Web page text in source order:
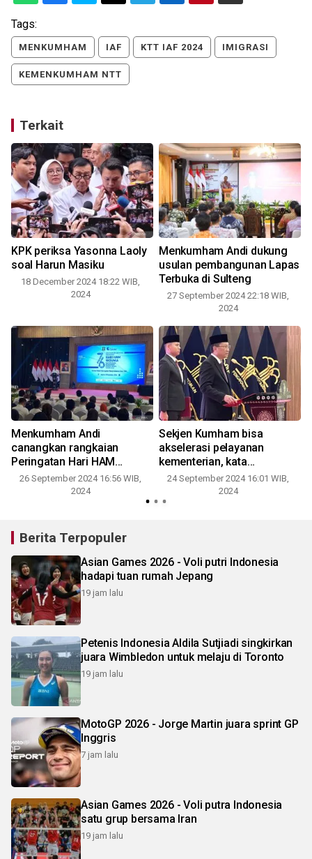
Tags:
MENKUMHAM IAF KTT IAF 2024 IMIGRASI
KEMENKUMHAM NTT
Terkait
KPK periksa Yasonna Laoly
soal Harun Masiku
18 December 2024 18:22 WIB,
2024
Menkumham Andi dukung
usulan pembangunan Lapas
Terbuka di Sulteng
27 September 2024 22:18 WIB,
2024
Menkumham Andi
canangkan rangkaian
Peringatan Hari HAM
Sedunia Ke-76
26 September 2024 16:56 WIB,
2024
Sekjen Kumham bisa
akselerasi pelayanan
kementerian, kata
Menkumham
24 September 2024 16:01 WIB,
2024
Berita Terpopuler
Asian Games 2026 - Voli putri Indonesia
hadapi tuan rumah Jepang
19 jam lalu
Petenis Indonesia Aldila Sutjiadi singkirkan
juara Wimbledon untuk melaju di Toronto
19 jam lalu
MotoGP 2026 - Jorge Martin juara sprint GP
Inggris
7 jam lalu
Asian Games 2026 - Voli putra Indonesia
satu grup bersama Iran
19 jam lalu